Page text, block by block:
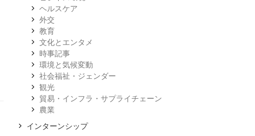
ヘルスケア
外交
教育
文化とエンタメ
時事記事
環境と気候変動
社会福祉・ジェンダー
観光
貿易・インフラ・サプライチェーン
農業
インターンシップ